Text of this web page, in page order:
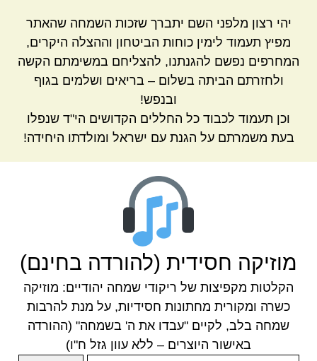
יהי רצון מלפני השם יתברך שזכות השמחה שהאתר
מפיץ תעמוד לימין כוחות הביטחון וההצלה היקרים,
המחרפים נפשם להגנתנו, להצליחם במשימתם הקשה
ולחזרתם הביתה בשלום – בריאים ושלמים בגוף
ובנפש!
וכן תעמוד לכבוד כל החללים הקדושים הי"ד שנפלו
בעת משמרתם על הגנת עם ישראל ומולדתו היחידה!
מוזיקה חסידית (להורדה בחינם)
הקלטות מקפיצות של ריקודי שמחה יהודיים: מוזיקה
כשרה ומקורית מחתונות חסידיות, על מנת להרבות
שמחה בלב, לקיים "עבדו את ה' בשמחה" (ההורדה
באישור היוצרים – ללא עוון גזל ח"ו)